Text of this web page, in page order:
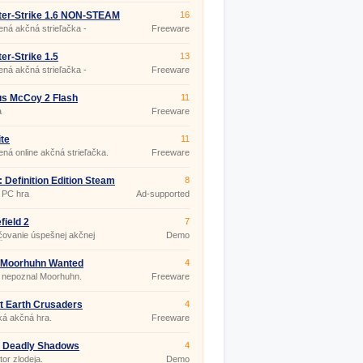
Strike 1.6 NON-STEAM
akčná strieľačka -
16
Freeware
Strike 1.5
akčná strieľačka -
13
Freeware
McCoy 2 Flash
11
Freeware
online akčná strieľačka.
11
Freeware
Definition Edition Steam
hra
8
Ad-supported
2
úspešnej akčnej
7
Demo
Wanted
Moorhuhn.
4
Freeware
Earth Crusaders
akčná hra.
4
Freeware
Deadly Shadows
zlodeja.
4
Demo